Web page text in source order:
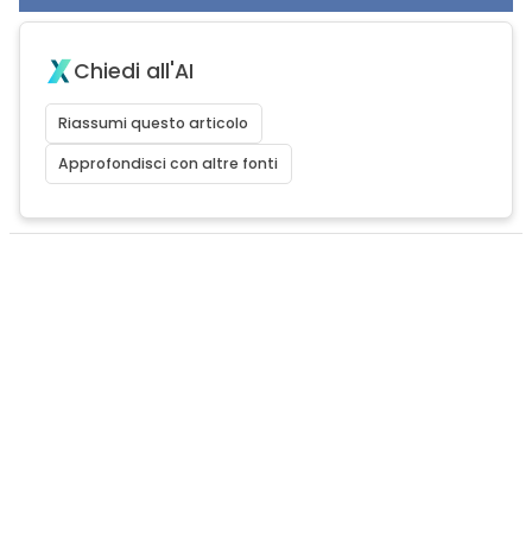
Chiedi all'AI
Riassumi questo articolo
Approfondisci con altre fonti